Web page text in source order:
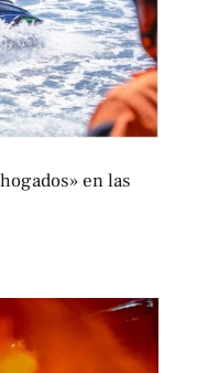
en las